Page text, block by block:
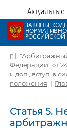
ЗАКОНЫ,
РОССИЙСКОЙ
|
Федерации" от
и доп., вступ. в
положения |
Статья 5.